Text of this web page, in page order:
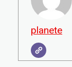
planete